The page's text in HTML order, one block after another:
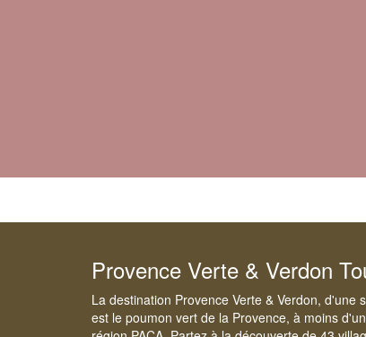
Provence Verte & Verdon
La destination Provence Verte & Verdon, d'une
est le poumon vert de la Provence, à moins